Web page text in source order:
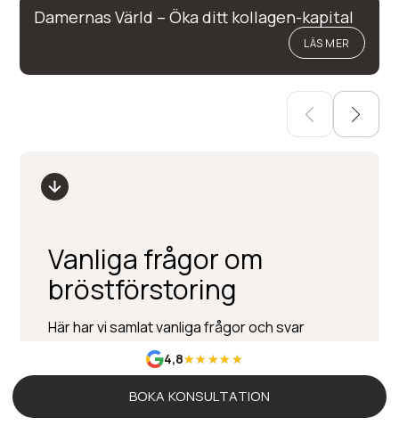
Damernas Värld – Öka ditt kollagen-kapital
LÄS MER
Vanliga frågor om
bröstförstoring
Här har vi samlat vanliga frågor och svar
gällande bröstförstoring
Hur mycket kostar
4,8
BOKA KONSULTATION